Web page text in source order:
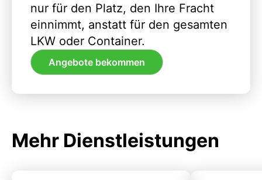
nur für den Platz, den Ihre Fracht
einnimmt, anstatt für den gesamten
LKW oder Container.
Angebote bekommen
Mehr Dienstleistungen